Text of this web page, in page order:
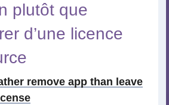
plutôt que
d’une licence
remove app than leave